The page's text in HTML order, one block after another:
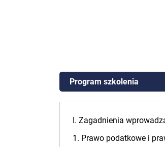
Program szkolenia
I. Zagadnienia
1. Prawo podatkowe i